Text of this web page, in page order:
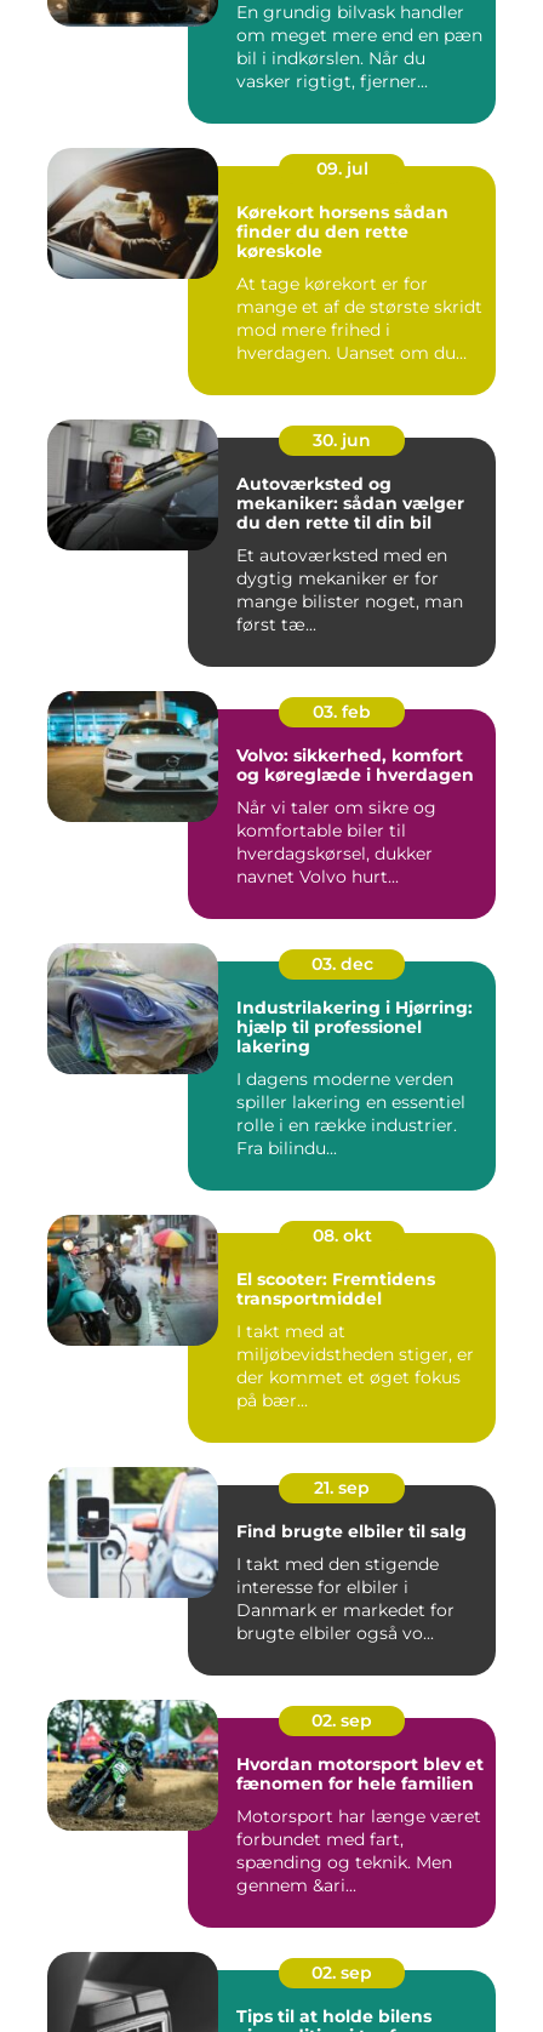
En grundig bilvask handler
om meget mere end en pæn
bil i indkørslen. Når du
vasker rigtigt, fjerner...
09. jul
Kørekort horsens sådan
finder du den rette
køreskole
At tage kørekort er for
mange et af de største skridt
mod mere frihed i
hverdagen. Uanset om du
30. jun
Autoværksted og
mekaniker: sådan vælger
du den rette til din bil
Et autoværksted med en
dygtig mekaniker er for
mange bilister noget, man
først tæ...
03. feb
Volvo: sikkerhed, komfort
og køreglæde i hverdagen
Når vi taler om sikre og
komfortable biler til
hverdagskørsel, dukker
navnet Volvo hurt...
03. dec
Industrilakering i Hjørring:
hjælp til professionel
lakering
I dagens moderne verden
spiller lakering en essentiel
rolle i en række industrier.
Fra bilindu...
08. okt
El scooter: Fremtidens
transportmiddel
I takt med at
miljøbevidstheden stiger, er
der kommet et øget fokus
på bær...
21. sep
Find brugte elbiler til salg
I takt med den stigende
interesse for elbiler i
Danmark er markedet for
brugte elbiler også vo...
02. sep
Hvordan motorsport blev et
fænomen for hele familien
Motorsport har længe været
forbundet med fart,
spænding og teknik. Men
gennem &ari...
02. sep
Tips til at holde bilens